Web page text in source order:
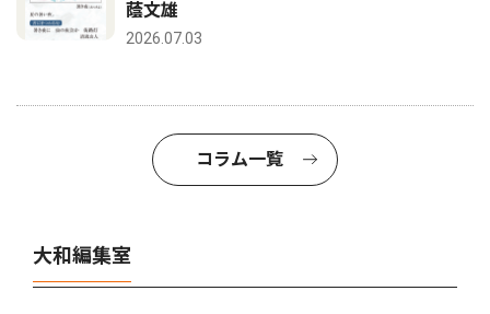
蔭文雄
2026.07.03
コラム一覧
大和編集室